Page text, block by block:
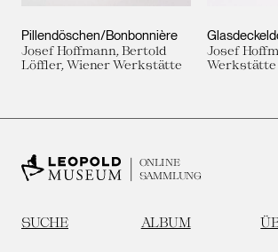
Pillendöschen/Bonbonnière
Josef Hoffmann, Bertold
Löffler, Wiener Werkstätte
Josef
Werkstätte
ONLINE
SAMMLUNG
SUCHE ALBUM